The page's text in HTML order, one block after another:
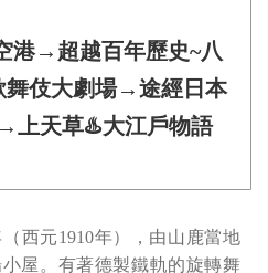
港→超越百年歷史~八
舞伎大劇場→途經日本
上天草♨️大江戶物語
西元1910年），由山鹿當地
屋。有著德製鐵軌的旋轉舞